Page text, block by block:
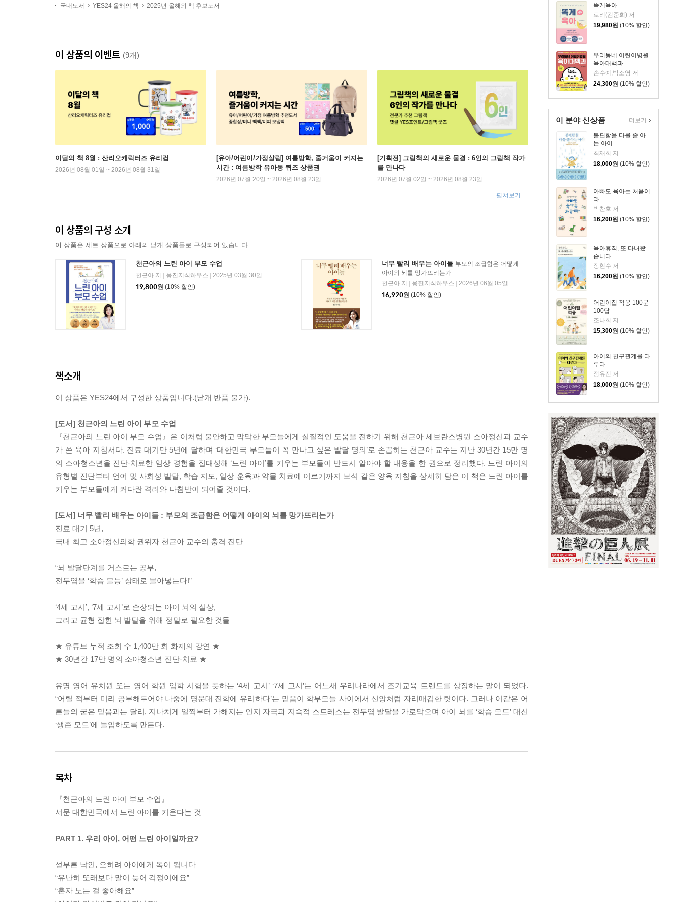
똑게육아
로리(김준희) 저
19,980원 (10% 할인)
우리동네 어린이병원
육아대백과
손수예,박소영 저
24,300원 (10% 할인)
이 분야 신상품
불편함을 다룰 줄 아
는 아이
최재희 저
18,000원 (10% 할인)
아빠도 육아는 처음이
라
박찬호 저
16,200원 (10% 할인)
육아휴직, 또 다녀왔
습니다
장현수 저
16,200원 (10% 할인)
어린이집 적응 100문
100답
조나희 저
15,300원 (10% 할인)
아이의 친구관계를 다
루다
정유진 저
18,000원 (10% 할인)
더보기
국내도서
YES24 올해의 책 2025년 올해의 책 후보도서
이 상품의 이벤트 (9개)
이달의 책 8월 : 산리오캐릭터즈 유리컵
2026년 08월 01일 ~ 2026년 08월 31일
[유아/어린이/가정살림] 여름방학, 줄거움이 커지는
시간 : 여름방학 유아동 퀴즈 상품권
2026년 07월 20일 ~ 2026년 08월 23일
[기획전] 그림책의 새로운 물결 : 6인의 그림책 작가
를 만나다
2026년 07월 02일 ~ 2026년 08월 23일
펼쳐보기
이 상품의 구성 소개
이 상품은 세트 상품으로 아래의 낱개 상품들로 구성되어 있습니다.
천근아의 느린 아이 부모 수업
천근아 저 웅진지식하우스
2025년 03월 30일
19,800원 (10% 할인)
너무 빨리 배우는 아이들 부모의 조급함은 어떻게
아이의 뇌를 망가뜨리는가
천근아 저
웅진지식하우스
2026년 06월 05일
16,920원 (10% 할인)
책소개
이 상품은 YES24에서 구성한 상품입니다.(낱개 반품 불가).
[도서] 천근아의 느린 아이 부모 수업
『천근아의 느린 아이 부모 수업』은 이처럼 불안하고 막막한 부모들에게 실질적인 도움을 전하기 위해 천근아 세브란스병원 소아정신과 교수
가 쓴 육아 지침서다. 진료 대기만 5년에 달하며 ‘대한민국 부모들이 꼭 만나고 싶은 발달 명의’로 손꼽히는 천근아 교수는 지난 30년간 15만 명
의 소아청소년을 진단·치료한 임상 경험을 집대성해 ‘느린 아이’를 키우는 부모들이 반드시 알아야 할 내용을 한 권으로 정리했다. 느린 아이의
유형별 진단부터 언어 및 사회성 발달, 학습 지도, 일상 훈육과 약물 치료에 이르기까지 보석 같은 양육 지침을 상세히 담은 이 책은 느린 아이를
키우는 부모들에게 커다란 격려와 나침반이 되어줄 것이다.
[도서] 너무 빨리 배우는 아이들 : 부모의 조급함은 어떻게 아이의 뇌를 망가뜨리는가
진료 대기 5년,
국내 최고 소아정신의학 권위자 천근아 교수의 충격 진단
“뇌 발달단계를 거스르는 공부,
전두엽을 ‘학습 불능’ 상태로 몰아넣는다!”
‘4세 고시’, ‘7세 고시’로 손상되는 아이 뇌의 실상,
그리고 균형 잡힌 뇌 발달을 위해 정말로 필요한 것들
★ 유튜브 누적 조회 수 1,400만 회 화제의 강연 ★
★ 30년간 17만 명의 소아청소년 진단·치료 ★
유명 영어 유치원 또는 영어 학원 입학 시험을 뜻하는 ‘4세 고시’ ‘7세 고시’는 어느새 우리나라에서 조기교육 트렌드를 상징하는 말이 되었다.
“어릴 적부터 미리 공부해두어야 나중에 명문대 진학에 유리하다’는 믿음이 학부모들 사이에서 신앙처럼 자리매김한 탓이다. 그러나 이같은 어
른들의 굳은 믿음과는 달리, 지나치게 일찍부터 가해지는 인지 자극과 지속적 스트레스는 전두엽 발달을 가로막으며 아이 뇌를 ‘학습 모드’ 대신
‘생존 모드’에 돌입하도록 만든다.
목차
『천근아의 느린 아이 부모 수업』
서문 대한민국에서 느린 아이를 키운다는 것
PART 1. 우리 아이, 어떤 느린 아이일까요?
섣부른 낙인, 오히려 아이에게 독이 됩니다
“유난히 또래보다 말이 늦어 걱정이에요”
“혼자 노는 걸 좋아해요”